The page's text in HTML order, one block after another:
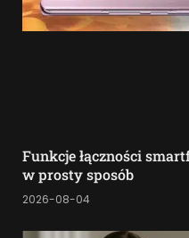
Funkcje łączności
w prosty sposób
2026-08-04